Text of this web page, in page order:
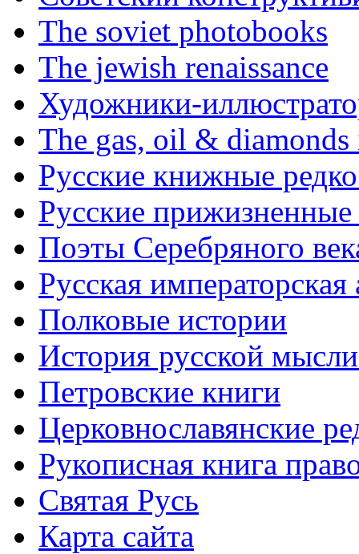
The soviet photobooks
The jewish renaissance
Художники-
The gas, oil & diamonds
Русские книжные
Русские прижизненные
Поэты Серебряного
Русская
Полковые истории
История русской
Петровские книги
Церковнославянские
Рукописная книга
Святая Русь
Карта сайта